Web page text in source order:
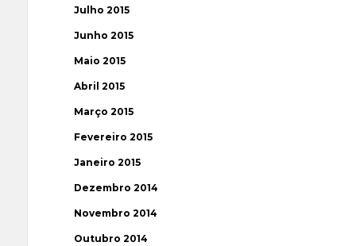
Julho 2015
Junho 2015
Maio 2015
Abril 2015
Março 2015
Fevereiro 2015
Janeiro 2015
Dezembro 2014
Novembro 2014
Outubro 2014